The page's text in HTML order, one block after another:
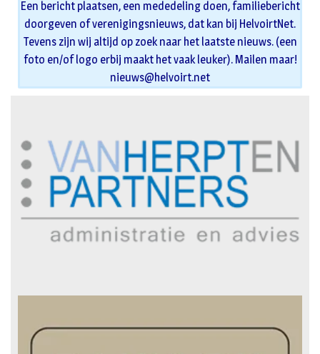
Een bericht plaatsen, een mededeling doen, familiebericht
doorgeven of verenigingsnieuws, dat kan bij HelvoirtNet.
Tevens zijn wij altijd op zoek naar het laatste nieuws. (een
foto en/of logo erbij maakt het vaak leuker). Mailen maar!
nieuws@helvoirt.net